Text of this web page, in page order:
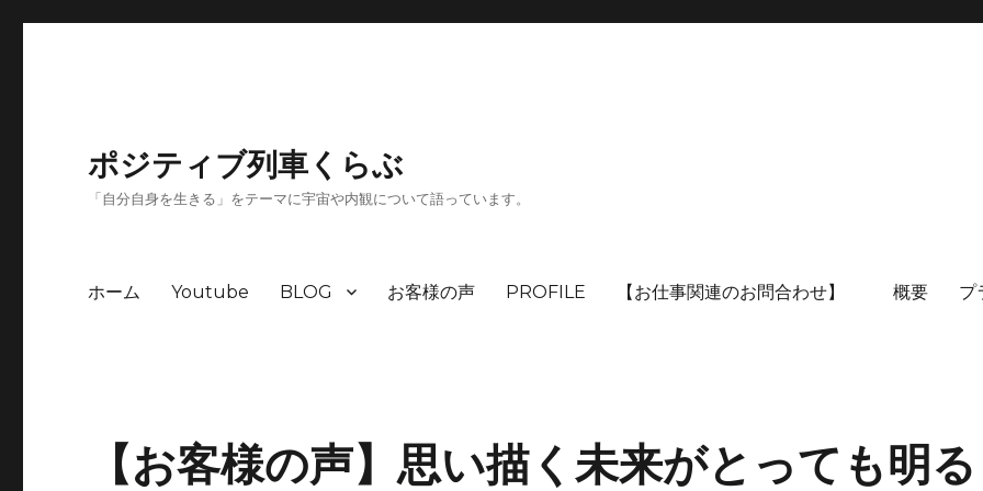
ポジティブ列車くらぶ
「自分自身を生きる」をテーマに宇宙や内観について語っています。
ホーム Youtube BLOG お客様の声 PROFILE 【お仕事関連のお問合わせ】 概要 プ
【お客様の声】思い描く未来がとっても明る